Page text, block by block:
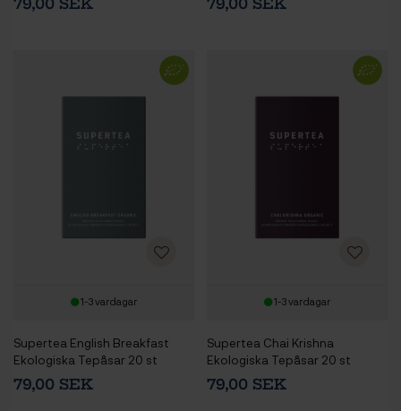
79,00 SEK 79,00 SEK
1-3 vardagar
Supertea English Breakfast
Ekologiska Tepåsar 20 st
79,00 SEK
1-3 vardagar
Supertea Chai Krishna
Ekologiska Tepåsar 20 st
79,00 SEK